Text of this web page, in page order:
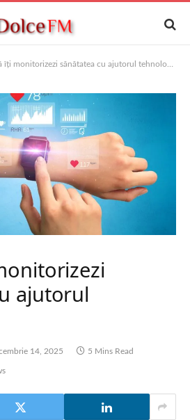
îți monitorizezi sănătatea cu ajutorul tehnologiei
ajutorul
14, 2025 5 Mins Read